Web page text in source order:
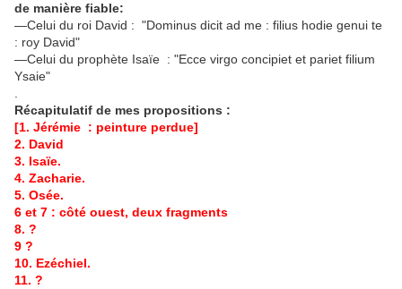
de manière fiable:
—Celui du roi David : "Dominus dicit ad me : filius hodie genui te
: roy David"
—Celui du prophète Isaïe : "Ecce virgo concipiet et pariet filium
Ysaie"
Récapitulatif de mes propositions :
[1. Jérémie : peinture perdue]
2. David
3. Isaïe.
4. Zacharie.
5. Osée.
6 et 7 : côté ouest, deux fragments
8. ?
9 ?
10. Ezéchiel.
11. ?